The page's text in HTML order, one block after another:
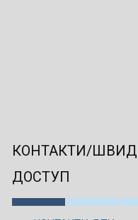
КОНТАКТИ/
ДОСТУП